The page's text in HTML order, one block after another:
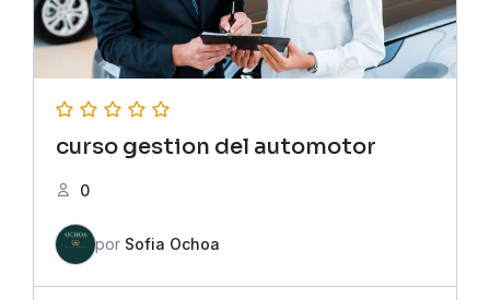
curso gestion del automotor
0
por Sofia Ochoa